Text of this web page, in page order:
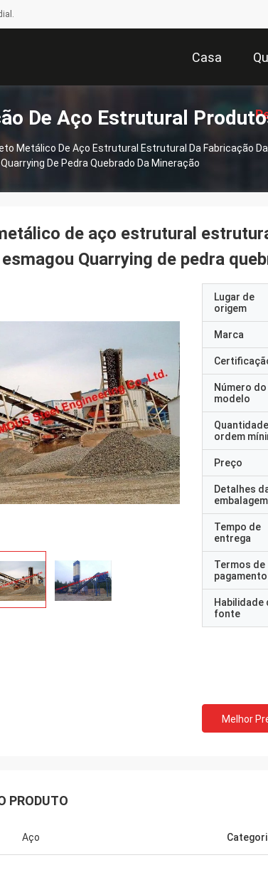
Casa
De Aço Estrutural
Metálico De Aço Estrutural Estrutural Da Fabricação
Quarrying De Pedra Quebrado Da Mineração
de aço estrutural
Quarrying de pedra
Lugar de
origem
Marca
Número do
modelo
ordem
Preço
Detalhes
embalagem
Tempo de
entrega
Termos de
pagamento
Habilidade
fonte
Melhor
PRODUTO
Aço